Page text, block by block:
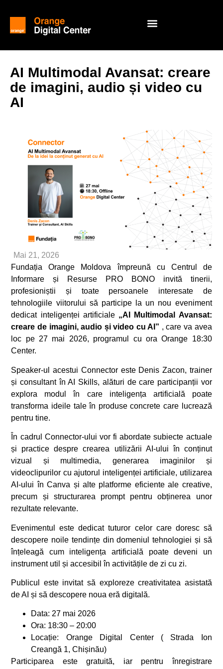
AI Multimodal Avansat: creare
de imagini, audio și video cu
AI
Mai 21, 2026
Fundația Orange Moldova împreună cu Centrul de
Informare și Resurse PRO BONO invită tinerii,
profesioniștii și toate persoanele interesate de
tehnologiile viitorului să participe la un nou eveniment
dedicat inteligenței artificiale „AI Multimodal Avansat:
creare de imagini, audio și video cu AI” , care va avea
loc pe 27 mai 2026, programul cu ora Orange 18:30
Center.
Speaker-ul acestui Connector este Denis Zacon, trainer
și consultant în AI Skills, alături de care participanții vor
explora modul în care inteligența artificială poate
transforma ideile tale în produse concrete care lucrează
pentru tine.
În cadrul Connector-ului vor fi abordate subiecte actuale
și practice despre crearea utilizării AI-ului în conținut
vizual și multimedia, generarea imaginilor și
videoclipurilor cu ajutorul inteligenței artificiale, utilizarea
AI-ului în Canva și alte platforme eficiente ale creative,
precum și structurarea prompt pentru obținerea unor
rezultate relevante.
Evenimentul este dedicat tuturor celor care doresc să
descopere noile tendințe din domeniul tehnologiei și să
înțeleagă cum inteligența artificială poate deveni un
instrument util și accesibil în activitățile de zi cu zi.
Publicul este invitat să exploreze creativitatea asistată
de AI și să descopere noua eră digitală.
Data: 27 mai 2026
Ora: 18:30 – 20:00
Locație: Orange Digital Center ( Strada Ion
Creangă 1, Chișinău)
Participarea este gratuită, iar pentru înregistrare